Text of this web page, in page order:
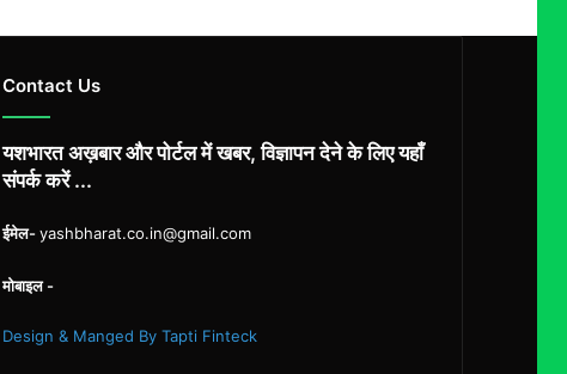
Contact Us
यशभारत अख़बार और पोर्टल में खबर, विज्ञापन देने के लिए यहाँ
संपर्क करें ...
ईमेल-yashbharat.co.in@gmail.com
मोबाइल -
Design & Manged By Tapti Finteck